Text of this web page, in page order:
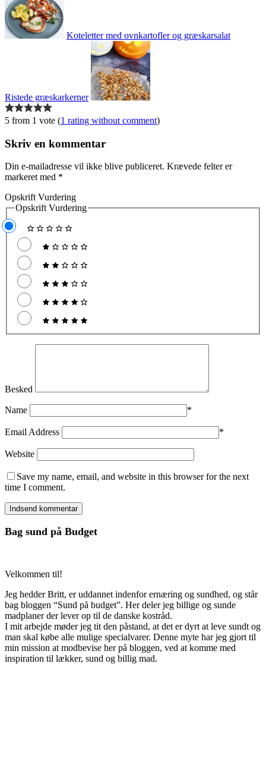
Koteletter med ovnkartofler og græskarsalat
Ristede græskarkerner
5 from 1 vote (1 rating without comment)
Skriv en kommentar
Din e-mailadresse vil ikke blive publiceret. Krævede felter er
markeret med *
Opskrift Vurdering
Opskrift Vurdering
Besked
Name *
Email Address *
Website
Save my name, email, and website in this browser for the next
time I comment.
Bag sund på Budget
Velkommen til!
Jeg hedder Britt, er uddannet indenfor ernæring og sundhed, og står
bag bloggen “Sund på budget”. Her deler jeg billige og sunde
madplaner der lever op til de danske kostråd.
I mit arbejde møder jeg tit den påstand, at det er dyrt at leve sundt og
man skal købe alle mulige specialvarer. Denne myte har jeg gjort til
min mission at modbevise her på bloggen, ved at komme med
inspiration til lækker, sund og billig mad.